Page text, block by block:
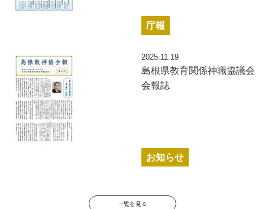
庁報
2025.11.19
島根県教育関係神職協議会
会報誌
お知らせ
一覧を見る